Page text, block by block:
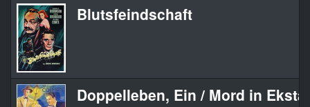
Blutsfeindschaft
Doppelleben, Ein / Mord in